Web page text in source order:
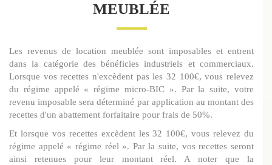
MEUBLÉE
Les revenus de location meublée sont imposables et entrent
dans la catégorie des bénéficies industriels et commerciaux.
Lorsque vos recettes n'excèdent pas les 32 100€, vous relevez
du régime appelé « régime micro-BIC ». Par la suite, votre
revenu imposable sera déterminé par application au montant des
recettes d'un abattement forfaitaire pour frais de 50%.
Et lorsque vos recettes excèdent les 32 100€, vous relevez du
régime appelé « régime réel ». Par la suite, vos recettes seront
ainsi retenues pour leur montant réel. A noter que la